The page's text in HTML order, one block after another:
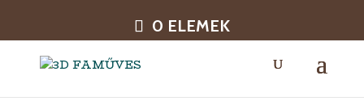
0 ELEMEK